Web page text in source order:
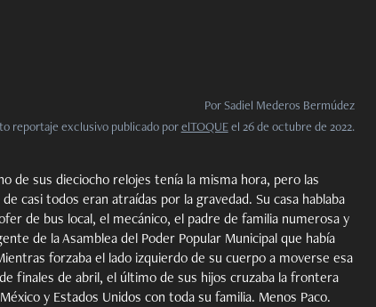
Por Sadiel Mederos Bermúdez
reportaje exclusivo publicado porelTOQUEel 26 de octubre de 2022.
de sus dieciocho relojes tenía la misma hora, pero las
de casi todos eran atraídas por la gravedad. Su casa hablaba
de bus local, el mecánico, el padre de familia numerosa y
de la Asamblea del Poder Popular Municipal que había
forzaba el lado izquierdo de su cuerpo a moverse esa
finales de abril, el último de sus hijos cruzaba la frontera
y Estados Unidos con toda su familia. Menos Paco.